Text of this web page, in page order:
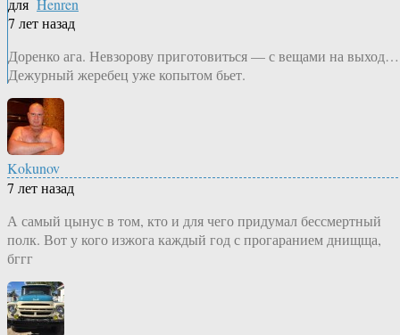
для Henren
7 лет назад
Доренко ага. Невзорову приготовиться — с вещами на выход…
Дежурный жеребец уже копытом бьет.
Kokunov
7 лет назад
А самый цынус в том, кто и для чего придумал бессмертный
полк. Вот у кого изжога каждый год с прогаранием днищща,
бггг